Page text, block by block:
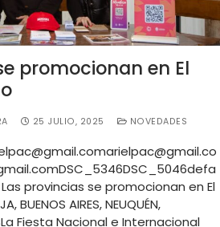
promocionan en El
25 JULIO, 2025 NOVEDADES
@gmail.comarielpac@gmail.co
_5346DSC_5046defa
Las provincias se promocionan en El
BUENOS AIRES, NEUQUÉN,
Fiesta Nacional e Internacional